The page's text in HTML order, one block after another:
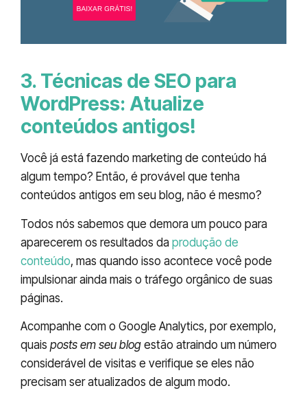
3. Técnicas de SEO para
WordPress: Atualize
conteúdos antigos!
Você já está fazendo marketing de conteúdo há
algum tempo? Então, é provável que tenha
conteúdos antigos em seu blog, não é mesmo?
Todos nós sabemos que demora um pouco para
aparecerem os resultados da produção de
conteúdo, mas quando isso acontece você pode
impulsionar ainda mais o tráfego orgânico de suas
páginas.
Acompanhe com o Google Analytics, por exemplo,
quais posts em seu blog estão atraindo um número
considerável de visitas e verifique se eles não
precisam ser atualizados de algum modo.